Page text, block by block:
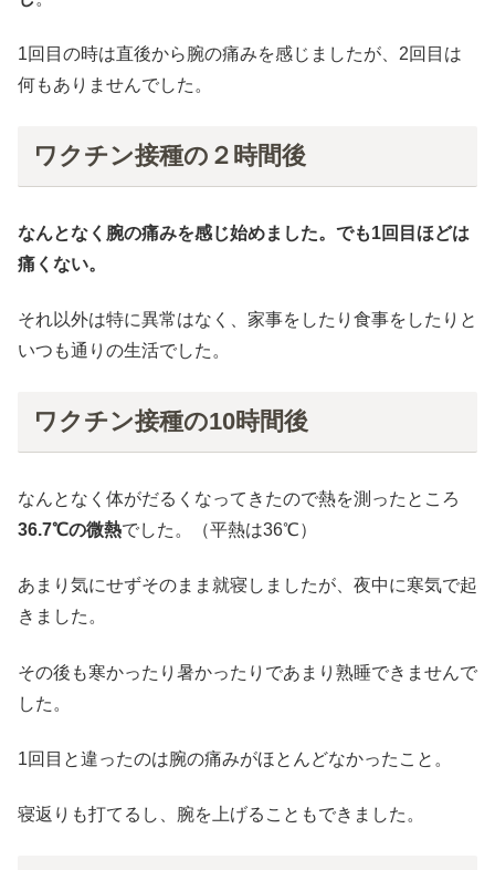
1回目の時は直後から腕の痛みを感じましたが、2回目は
何もありませんでした。
ワクチン接種の２時間後
なんとなく腕の痛みを感じ始めました。でも1回目ほどは
痛くない。
それ以外は特に異常はなく、家事をしたり食事をしたりと
いつも通りの生活でした。
ワクチン接種の10時間後
なんとなく体がだるくなってきたので熱を測ったところ
36.7℃の微熱でした。（平熱は36℃）
あまり気にせずそのまま就寝しましたが、夜中に寒気で起
きました。
その後も寒かったり暑かったりであまり熟睡できませんで
した。
1回目と違ったのは腕の痛みがほとんどなかったこと。
寝返りも打てるし、腕を上げることもできました。